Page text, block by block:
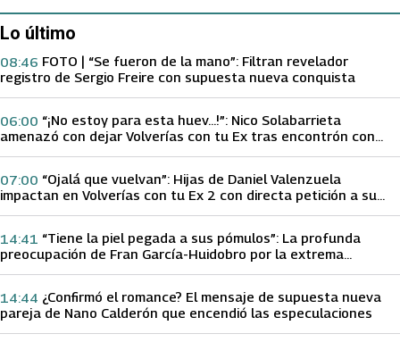
Lo último
FOTO | “Se fueron de la mano”: Filtran revelador
registro de Sergio Freire con supuesta nueva conquista
08:46
“¡No estoy para esta huev…!”: Nico Solabarrieta
amenazó con dejar Volverías con tu Ex tras encontrón con
06:00
“Ojalá que vuelvan”: Hijas de Daniel Valenzuela
impactan en Volverías con tu Ex 2 con directa petición a su
07:00
“Tiene la piel pegada a sus pómulos”: La profunda
preocupación de Fran García-Huidobro por la extrema
14:41
¿Confirmó el romance? El mensaje de supuesta nueva
pareja de Nano Calderón que encendió las especulaciones
14:44